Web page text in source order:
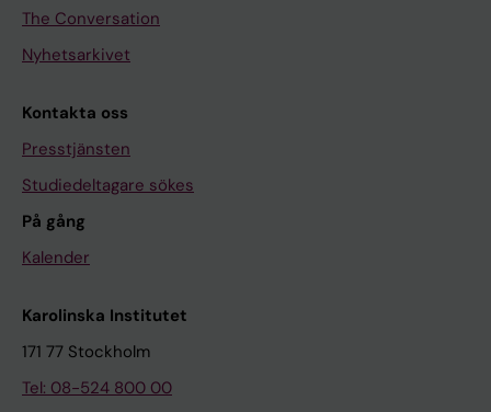
The Conversation
Nyhetsarkivet
Kontakta oss
Presstjänsten
Studiedeltagare sökes
På gång
Kalender
Karolinska Institutet
171 77 Stockholm
Tel: 08-524 800 00